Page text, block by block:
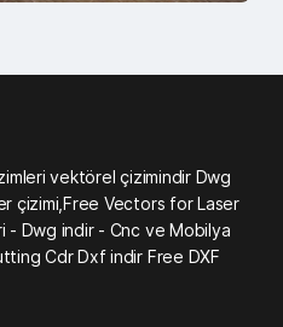
vektörel çizimindir Dwg
çizimi,Free Vectors for Laser
- Dwg indir - Cnc ve Mobilya
Cdr Dxf indir Free DXF